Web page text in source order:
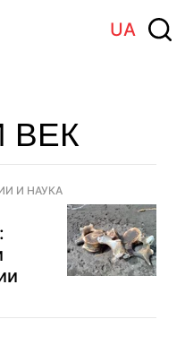
UA
ВЕК
И НАУКА